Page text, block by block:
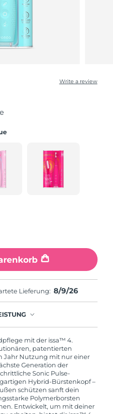
Write a review
Lieferung: 8/9/26
Kaufdatum Anlass zur
Produktes haben
Produkt von
mit der issa™ 4.
patentierten
Jahr Nutzung mit nur einer
Generation der
Sonic Pulse-
Hybrid-Bürstenkopf –
schützen sanft dein
Polymerborsten
Entwickelt, um mit deiner